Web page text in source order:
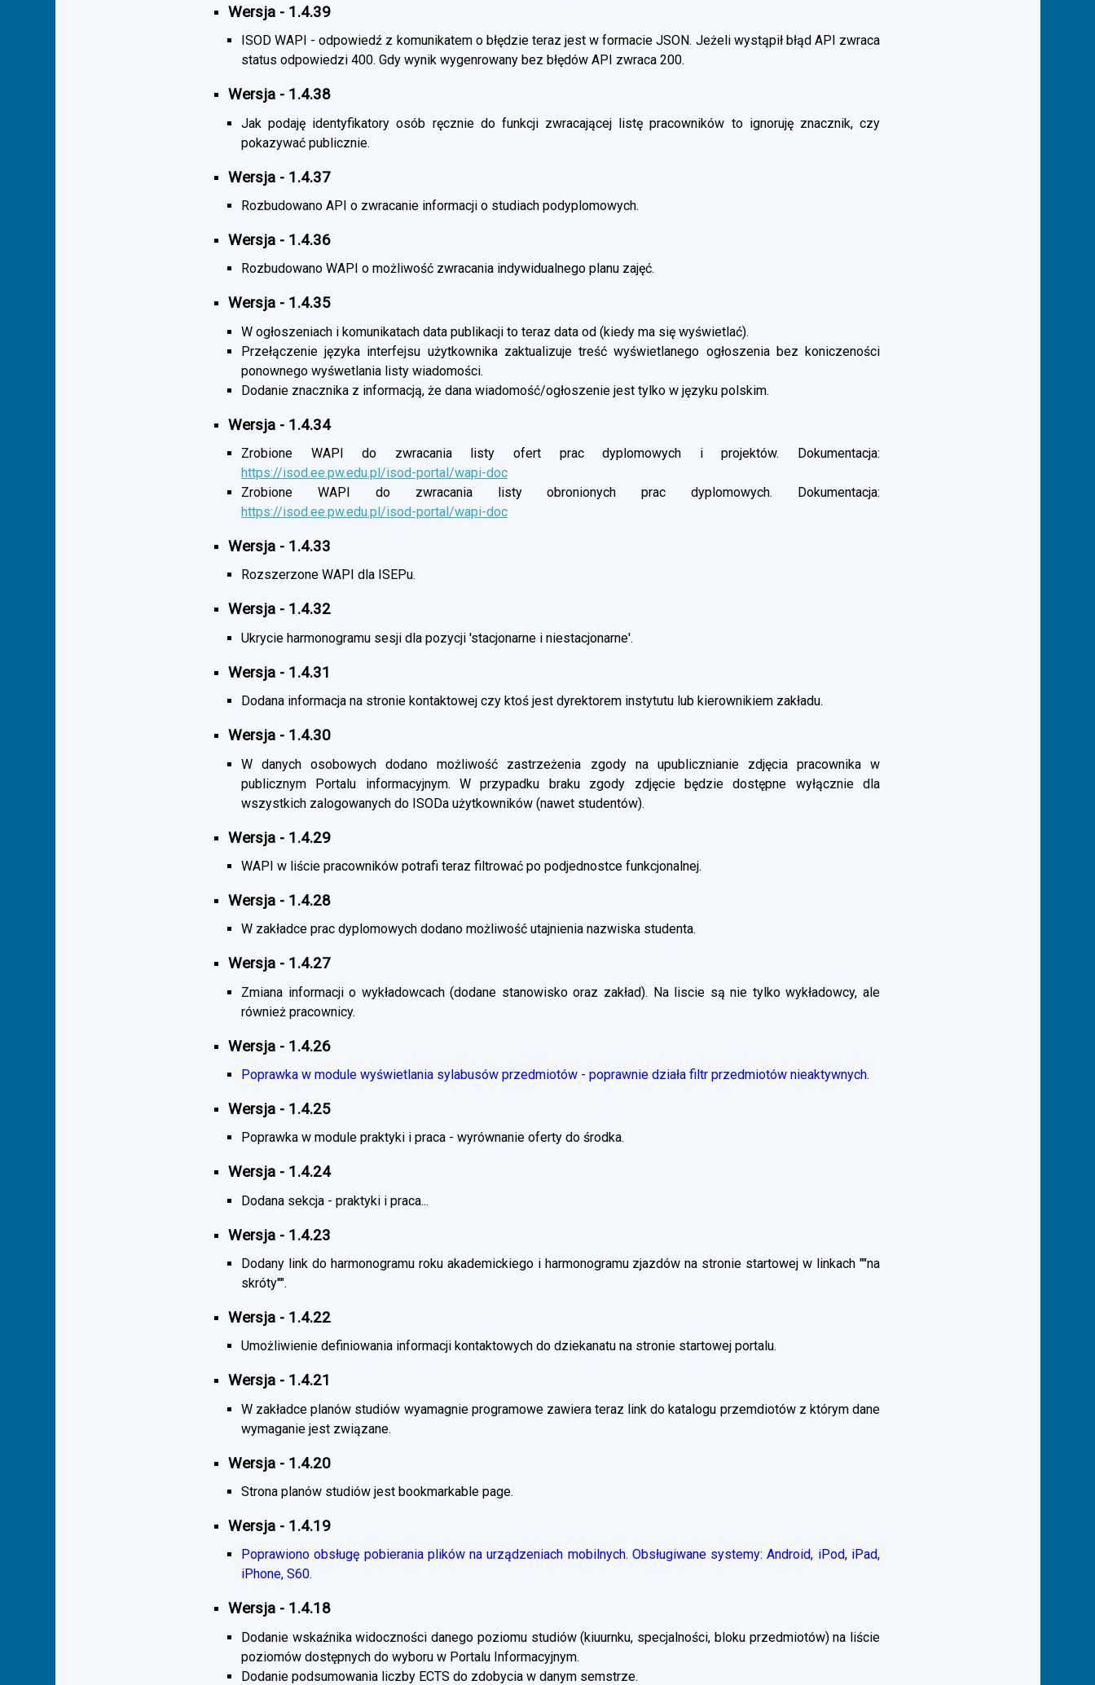
Wersja - 1.4.39
ISOD WAPI - odpowiedź z komunikatem o błędzie teraz jest w formacie JSON. Jeżeli wystąpił błąd API zwraca
status odpowiedzi 400. Gdy wynik wygenrowany bez błędów API zwraca 200.
Wersja - 1.4.38
Jak podaję identyfikatory osób ręcznie do funkcji zwracającej listę pracowników to ignoruję znacznik, czy
pokazywać publicznie.
Wersja - 1.4.37
Rozbudowano API o zwracanie informacji o studiach podyplomowych.
Wersja - 1.4.36
Rozbudowano WAPI o możliwość zwracania indywidualnego planu zajęć.
Wersja - 1.4.35
W ogłoszeniach i komunikatach data publikacji to teraz data od (kiedy ma się wyświetlać).
Przełączenie języka interfejsu użytkownika zaktualizuje treść wyświetlanego ogłoszenia bez koniczeności
ponownego wyśwetlania listy wiadomości.
Dodanie znacznika z informacją, że dana wiadomość/ogłoszenie jest tylko w języku polskim.
Wersja - 1.4.34
Zrobione WAPI do zwracania listy ofert prac dyplomowych i projektów. Dokumentacja:
https://isod.ee.pw.edu.pl/isod-portal/wapi-doc
Zrobione WAPI do zwracania listy obronionych prac dyplomowych. Dokumentacja:
https://isod.ee.pw.edu.pl/isod-portal/wapi-doc
Wersja - 1.4.33
Rozszerzone WAPI dla ISEPu.
Wersja - 1.4.32
Ukrycie harmonogramu sesji dla pozycji 'stacjonarne i niestacjonarne'.
Wersja - 1.4.31
Dodana informacja na stronie kontaktowej czy ktoś jest dyrektorem instytutu lub kierownikiem zakładu.
Wersja - 1.4.30
W danych osobowych dodano możliwość zastrzeżenia zgody na upublicznianie zdjęcia pracownika w
publicznym Portalu informacyjnym. W przypadku braku zgody zdjęcie będzie dostępne wyłącznie dla
wszystkich zalogowanych do ISODa użytkowników (nawet studentów).
Wersja - 1.4.29
WAPI w liście pracowników potrafi teraz filtrować po podjednostce funkcjonalnej.
Wersja - 1.4.28
W zakładce prac dyplomowych dodano możliwość utajnienia nazwiska studenta.
Wersja - 1.4.27
Zmiana informacji o wykładowcach (dodane stanowisko oraz zakład). Na liscie są nie tylko wykładowcy, ale
również pracownicy.
Wersja - 1.4.26
Poprawka w module wyświetlania sylabusów przedmiotów - poprawnie działa filtr przedmiotów nieaktywnych.
Wersja - 1.4.25
Poprawka w module praktyki i praca - wyrównanie oferty do środka.
Wersja - 1.4.24
Dodana sekcja - praktyki i praca...
Wersja - 1.4.23
Dodany link do harmonogramu roku akademickiego i harmonogramu zjazdów na stronie startowej w linkach ""na
skróty"".
Wersja - 1.4.22
Umożliwienie definiowania informacji kontaktowych do dziekanatu na stronie startowej portalu.
Wersja - 1.4.21
W zakładce planów studiów wyamagnie programowe zawiera teraz link do katalogu przemdiotów z którym dane
wymaganie jest związane.
Wersja - 1.4.20
Strona planów studiów jest bookmarkable page.
Wersja - 1.4.19
Poprawiono obsługę pobierania plików na urządzeniach mobilnych. Obsługiwane systemy: Android, iPod, iPad,
iPhone, S60.
Wersja - 1.4.18
Dodanie wskaźnika widoczności danego poziomu studiów (kiuurnku, specjalności, bloku przedmiotów) na liście
poziomów dostępnych do wyboru w Portalu Informacyjnym.
Dodanie podsumowania liczby ECTS do zdobycia w danym semstrze.